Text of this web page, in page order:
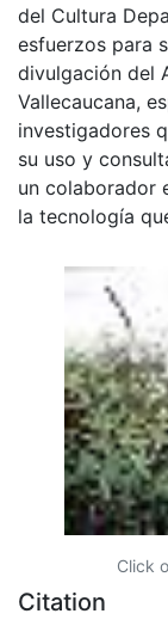
del Cultura
esfuerzos para
divulgación del
Vallecaucana,
investigadores
su uso y
un colaborador
la tecnología
Click
Citation